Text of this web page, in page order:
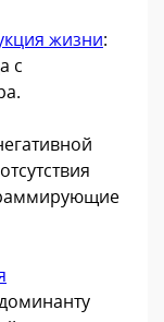
жизни:
с